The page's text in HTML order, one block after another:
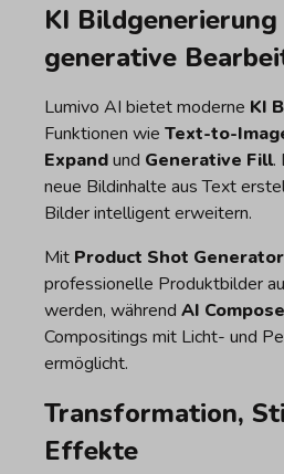
KI Bildgenerierung
generative
Lumivo AI bietet moderne KI
Funktionen wie Text-to-
Expandund Generative Fill.
neue Bildinhalte aus Text
Bilder intelligent erweitern.
Mit Product Shot Generator
professionelle Produktbilder
werden, während AI Compose
Compositings mit Licht- und
ermöglicht.
Transformation,
Effekte